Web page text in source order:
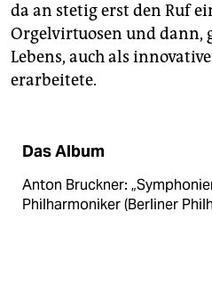
da an stetig erst den Ruf
Orgelvirtuosen und dann,
Lebens, auch als
erarbeitete.
Das Album
Anton Bruckner:
Philharmoniker (Berliner